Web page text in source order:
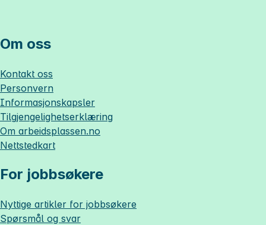
Om oss
Kontakt oss
Personvern
Informasjonskapsler
Tilgjengelighetserklæring
Om arbeidsplassen.no
Nettstedkart
For jobbsøkere
Nyttige artikler for jobbsøkere
Spørsmål og svar